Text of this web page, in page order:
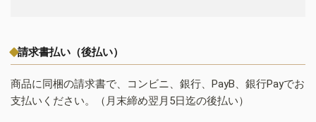
請求書払い（後払い）
商品に同梱の請求書で、コンビニ、銀行、PayB、銀行Payでお
支払いください。（月末締め翌月5日迄の後払い）